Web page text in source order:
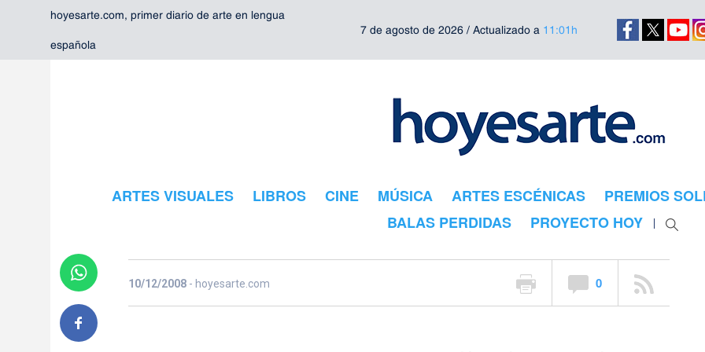
hoyesarte.com, primer diario de arte en lengua
española
7 de agosto de 2026 / Actualizado a 11:01h
ARTES VISUALES LIBROS CINE MÚSICA ARTES ESCÉNICAS PREMIOS
BALAS PERDIDAS
PROYECTO HOY
La preocupación por los procesos de deterioro social en que se ven envueltas las culturas indígenas es una constante en la obra de
miramos.
Los tiempos dorados de
Thomas Nölle
10/12/2008 - hoyesarte.com 0